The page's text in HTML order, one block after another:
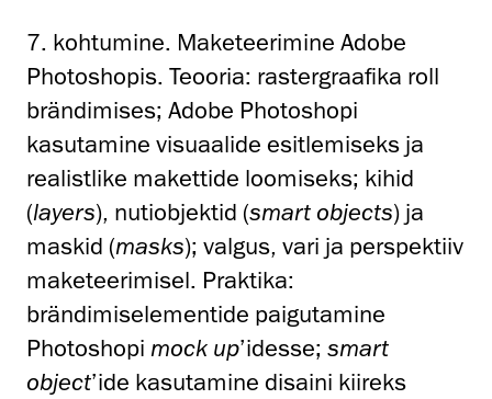
7. kohtumine. Maketeerimine Adobe
Photoshopis. Teooria: rastergraafika roll
brändimises; Adobe Photoshopi
kasutamine visuaalide esitlemiseks ja
realistlike makettide loomiseks; kihid
(layers), nutiobjektid (smart objects) ja
maskid (masks); valgus, vari ja perspektiiv
maketeerimisel. Praktika:
brändimiselementide paigutamine
Photoshopi mock up’idesse; smart
object’ide kasutamine disaini kiireks